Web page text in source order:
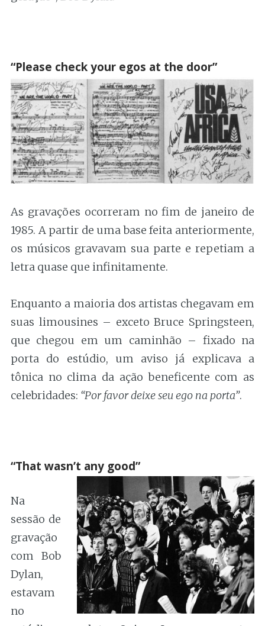
“Please check your egos at the door”
As gravações ocorreram no fim de janeiro de
1985. A partir de uma base feita anteriormente,
os músicos gravavam sua parte e repetiam a
letra quase que infinitamente.
Enquanto a maioria dos artistas chegavam em
suas limousines – exceto Bruce Springsteen,
que chegou em um caminhão – fixado na
porta do estúdio, um aviso já explicava a
tônica no clima da ação beneficente com as
celebridades: “Por favor deixe seu ego na porta”.
“That wasn’t any good”
Na
sessão de
gravação
com Bob
Dylan,
estavam
no